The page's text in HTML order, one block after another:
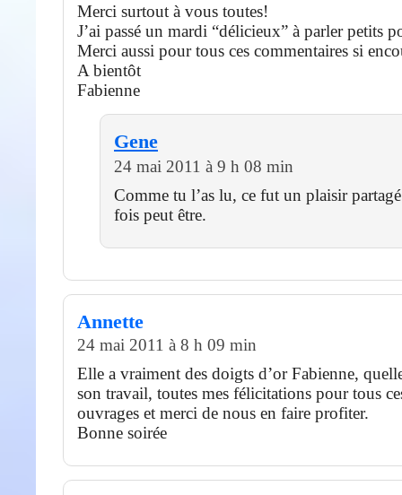
Merci surtout à vous toutes!
J’ai passé un mardi “délicieux” à parler petits
Merci aussi pour tous ces commentaires si
A bientôt
Fabienne
Gene
24 mai 2011 à 9 h 08 min
Comme tu l’as lu, ce fut un plaisir
fois peut être.
Annette
24 mai 2011 à 8 h 09 min
Elle a vraiment des doigts d’or Fabienne,
son travail, toutes mes félicitations pour tous
ouvrages et merci de nous en faire profiter.
Bonne soirée